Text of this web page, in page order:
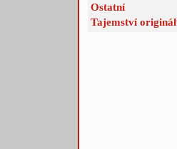
Ostatní
Tajemství